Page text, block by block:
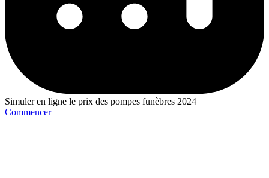
Simuler en ligne le prix des pompes funèbres 2024
Commencer